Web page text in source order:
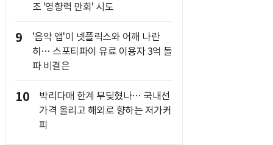
조 '영향력 만회' 시도
9
'음악 앱'이 넷플릭스와 어깨 나란
히… 스포티파이 유료 이용자 3억 돌
파 비결은
10
박리다매 한계 부딪혔나… 국내선
가격 올리고 해외로 향하는 저가커
피